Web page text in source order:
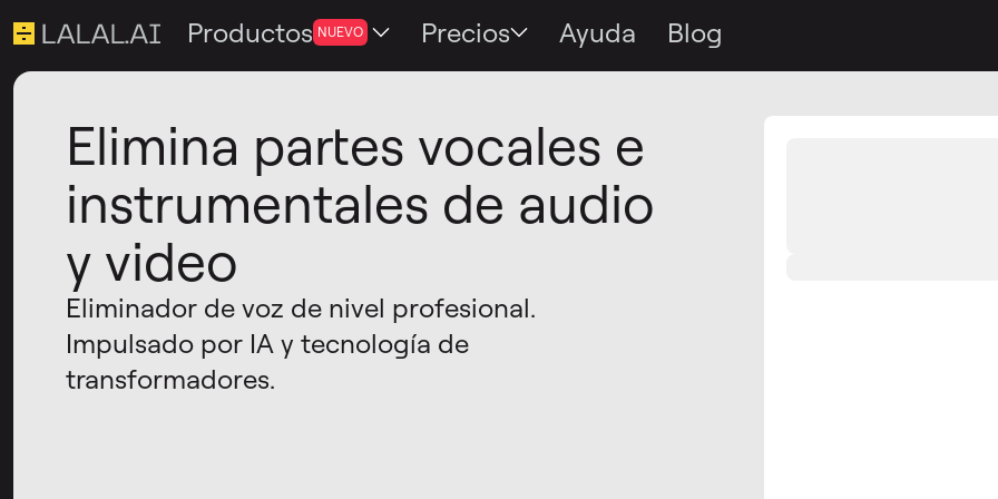
Productos NUEVO Precios Ayuda Blog
Elimina partes vocales e
instrumentales de audio
y video
Eliminador de voz de nivel profesional.
Impulsado por IA y tecnología de
transformadores.